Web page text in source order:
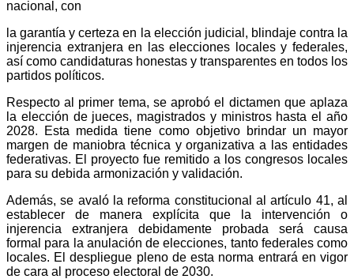
nacional, con
​la garantía y certeza en la elección judicial, blindaje contra la
injerencia extranjera en las elecciones locales y federales,
así como candidaturas honestas y transparentes en todos los
partidos políticos.
Respecto al primer tema, se aprobó el dictamen que aplaza
la elección de jueces, magistrados y ministros hasta el año
2028. Esta medida tiene como objetivo brindar un mayor
margen de maniobra técnica y organizativa a las entidades
federativas. El proyecto fue remitido a los congresos locales
para su debida armonización y validación.
Además, se avaló la reforma constitucional al artículo 41, al
establecer de manera explícita que la intervención o
injerencia extranjera debidamente probada será causa
formal para la anulación de elecciones, tanto federales como
locales. El despliegue pleno de esta norma entrará en vigor
de cara al proceso electoral de 2030.